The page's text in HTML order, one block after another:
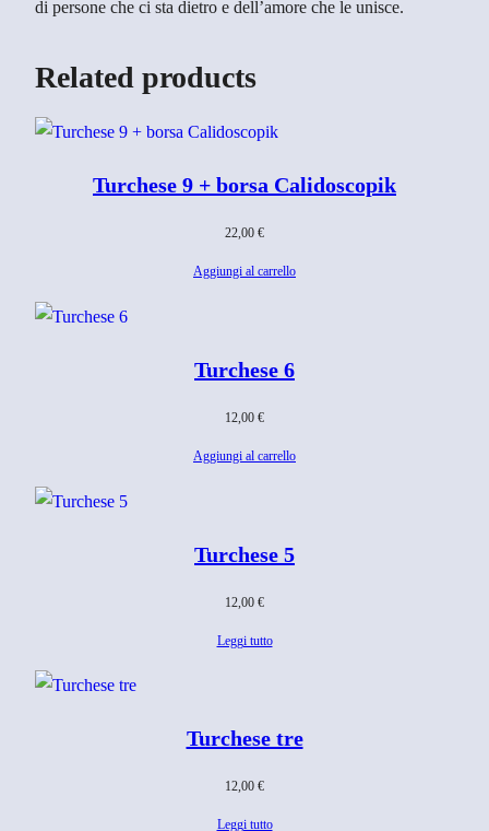
di persone che ci sta dietro e dell’amore che le unisce.
Related products
Turchese 9 + borsa Calidoscopik
22,00 €
Aggiungi al carrello
Turchese 6
12,00 €
Aggiungi al carrello
Turchese 5
12,00 €
Leggi tutto
Turchese tre
12,00 €
Leggi tutto